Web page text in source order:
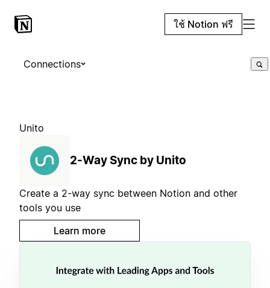
ใช้ Notion ฟรี
Connections
Unito
2-Way Sync by Unito
Create a 2-way sync between Notion and other
tools you use
Learn more